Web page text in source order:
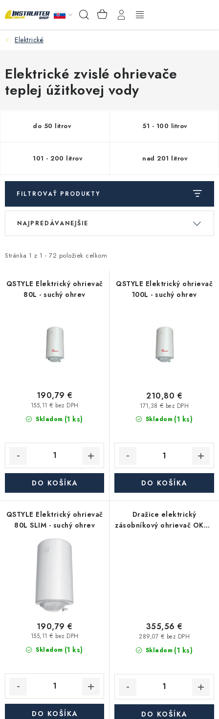
na
Hľadať NÁKUPNÝ
KOŠÍK
Kúrenie a chladenie
Komíny a dymovody
Čerpadlá a vodárne
Záhrada a závlaha
Vetranie a rekuperácia
Spojovací materiál
Akcie, Zľavy
VEĽKOOBCHOD
AKO VYBRAŤ?
PREDAJŇA - RAKOVÁ
Kontakty Poštovné a doprava
Obchodné podmienky
Reklamačné podmienky
Podmienky ochrany osobných údajov
Obchodné podmienky požičovne náradia
Moja objednávka
Elektrické
Elektrické zvislé ohrievače
teplej úžitkovej vody
do 50 litrov 51 - 100 litrov
101 - 200 litrov nad 201 litrov
FILTROVAŤ PRODUKTY
V
i
p
Stránka 1 z 1 - 72 položiek celkom
R
e
i
NAJPREDÁVANEJŠIE
QSTYLE Elektrický ohrievač
80L - suchý ohrev
Skladom (1 ks)
155,11 € bez DPH
190,79 €
DO KOŠÍKA
QSTYLE Elektrický ohrievač
100L - suchý ohrev
Skladom (1 ks)
171,38 € bez DPH
210,80 €
DO KOŠÍKA
QSTYLE Elektrický ohrievač
80L SLIM - suchý ohrev
Skladom (1 ks)
155,11 € bez DPH
190,79 €
DO KOŠÍKA
Dražice elektrický
zásobníkový ohrievač OKHE
Skladom (1 ks)
289,07 € bez DPH
355,56 €
DO KOŠÍKA